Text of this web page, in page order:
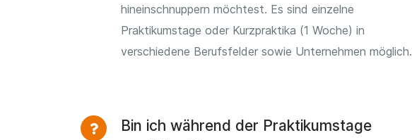
hineinschnuppern möchtest. Es sind einzelne
Praktikumstage oder Kurzpraktika (1 Woche) in
verschiedene Berufsfelder sowie Unternehmen möglich.
Bin ich während der Praktikumstage